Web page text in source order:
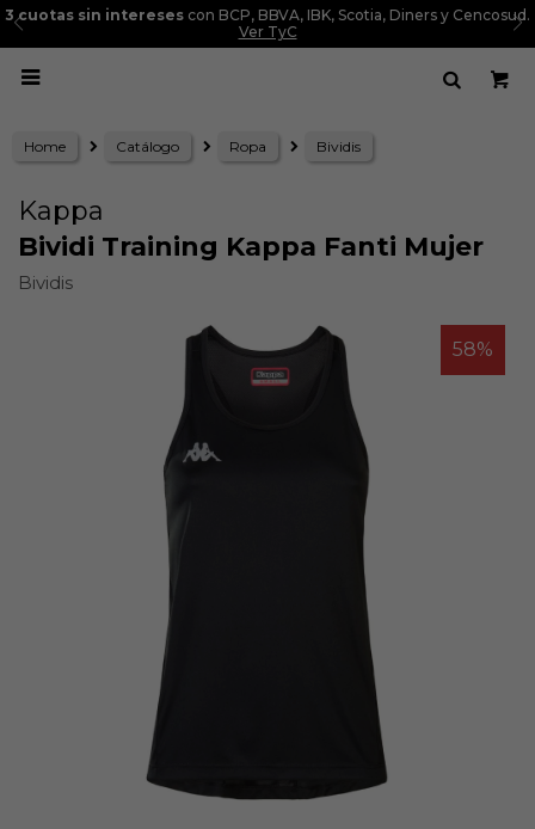
3 cuotas sin intereses con BCP, BBVA, IBK, Scotia, Diners y Cencosud.
Ver TyC

Home Catálogo Ropa Bividis
Kappa
Bividi Training Kappa Fanti Mujer
Bividis
58